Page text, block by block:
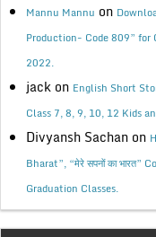
Mannu Mannu on
Production- Code 809” for
2022.
jack on English Short
Class 7, 8, 9, 10, 12 Kids
Divyansh Sachan on
Bharat”, “मेरे सपनों का
Graduation Classes.